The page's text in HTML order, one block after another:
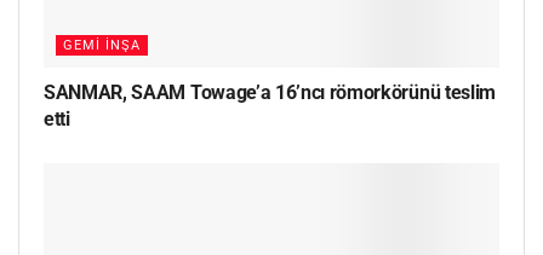
GEMI İNŞA
SANMAR, SAAM Towage’a 16’ncı römorkörünü teslim
etti